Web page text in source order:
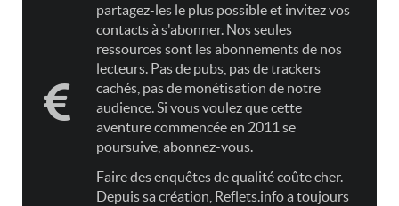
partagez-les le plus possible et invitez vos
contacts à s'abonner. Nos seules
ressources sont les abonnements de nos
lecteurs. Pas de pubs, pas de trackers
cachés, pas de monétisation de notre
audience. Si vous voulez que cette
aventure commencée en 2011 se
poursuive, abonnez-vous.
Faire des enquêtes de qualité coûte cher.
Depuis sa création, Reflets.info a toujours